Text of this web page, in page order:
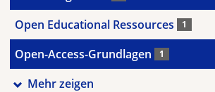
Open Educational Ressources 1
Open-Access-Grundlagen 1
Mehr zeigen